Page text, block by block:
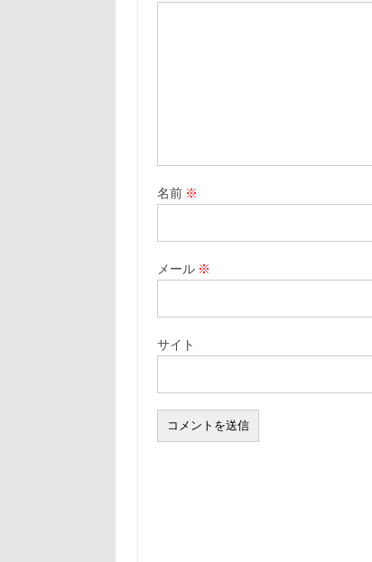
名前 ※
メール ※
サイト